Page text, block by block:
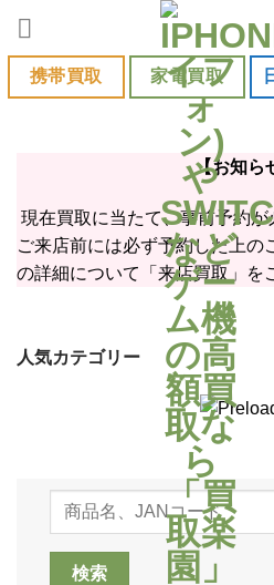
content携帯買取 家電買取
【お知ら
現在買取に当たて、事前予約が
ご来店前には必ず予約した上の
の詳細について「来店買取」を
人気カテゴリー
iPhone17
ProMax